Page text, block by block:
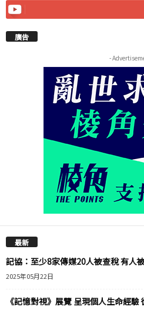
廣告
-
最新
記協：至少8家傳媒20人被查稅 有人
2025年05月22日
《記憶對視》展覽 呈現個人生命經